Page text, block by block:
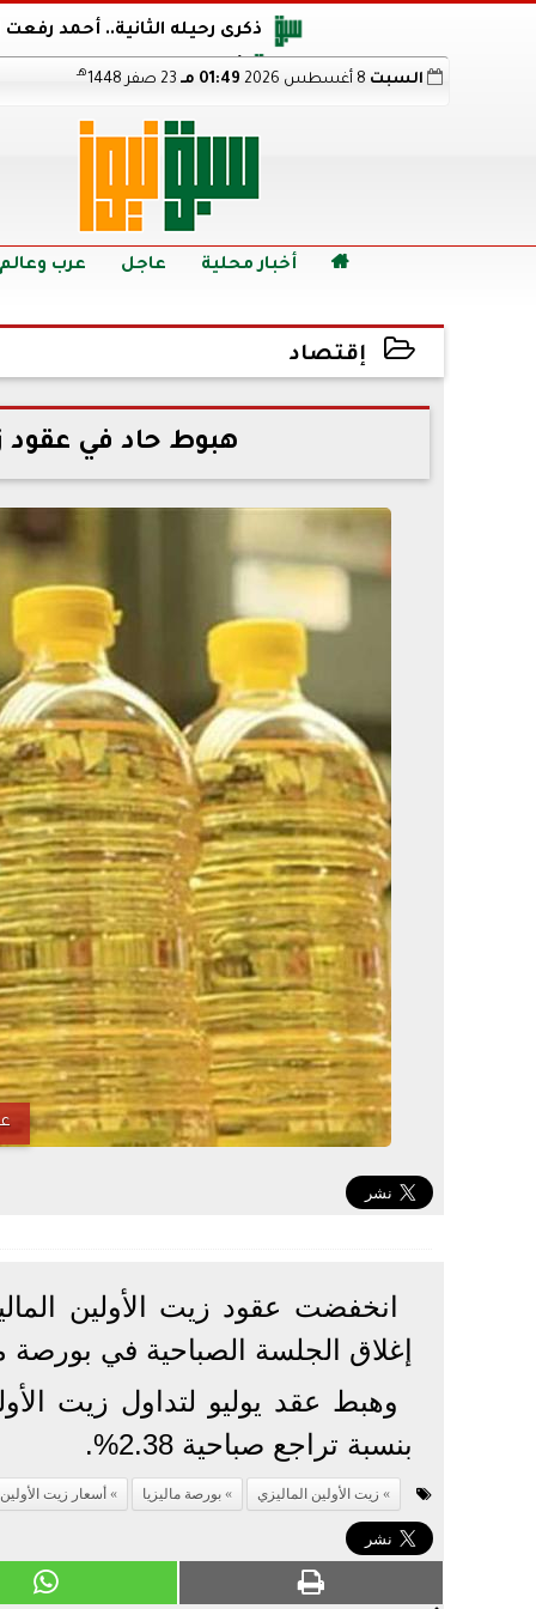
ذكرى رحيله الثانية.. أحمد
أجويرو يحذر الأرجنتين من
رابط نتيجة الدبلومات الفنية 2026 برقم الجلوس.. اعرف خطوات الاستعلام فور اعتمادها
السبت 01:49 مـ هـ
 أخبار محلية عاجل عرب وعالم
إقتصاد
2022-07-01 12:39:37
هبوط حاد في عقود
إغلاق الجلسة الصباحية في بورصة
بنسبة تراجع صباحية 2.38%.
زيت الأولين الماليزي بورصة ماليزيا أسعار زيت الأولين